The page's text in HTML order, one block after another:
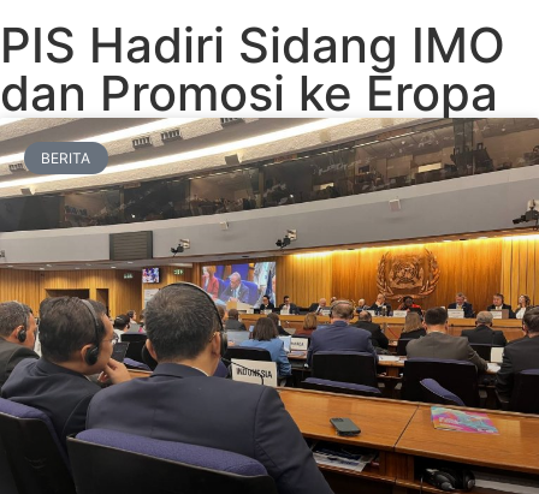
PIS Hadiri Sidang IMO
dan Promosi ke Eropa
BERITA